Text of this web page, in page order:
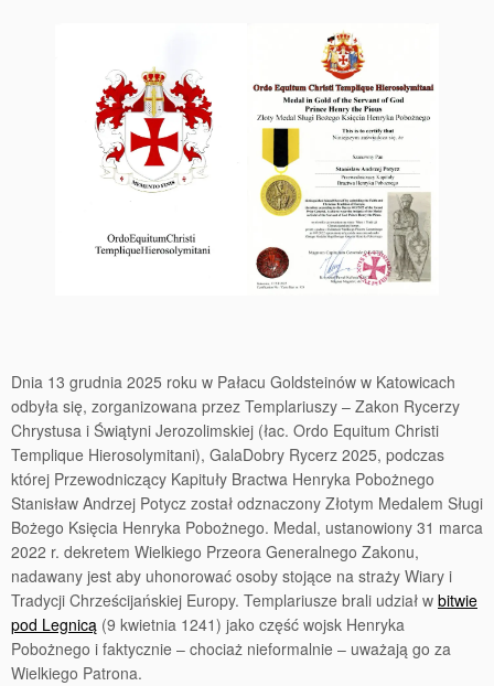
Dnia 13 grudnia 2025 roku w Pałacu Goldsteinów w Katowicach
odbyła się, zorganizowana przez Templariuszy – Zakon Rycerzy
Chrystusa i Świątyni Jerozolimskiej (łac. Ordo Equitum Christi
Templique Hierosolymitani), GalaDobry Rycerz 2025, podczas
której Przewodniczący Kapituły Bractwa Henryka Pobożnego
Stanisław Andrzej Potycz został odznaczony Złotym Medalem Sługi
Bożego Księcia Henryka Pobożnego. Medal, ustanowiony 31 marca
2022 r. dekretem Wielkiego Przeora Generalnego Zakonu,
nadawany jest aby uhonorować osoby stojące na straży Wiary i
Tradycji Chrześcijańskiej Europy. Templariusze brali udział w bitwie
pod Legnicą (9 kwietnia 1241) jako część wojsk Henryka
Pobożnego i faktycznie – chociaż nieformalnie – uważają go za
Wielkiego Patrona.